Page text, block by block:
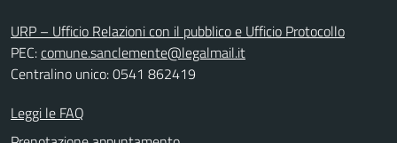
URP – Ufficio Relazioni con il pubblico e Ufficio Protocollo
PEC:comune.sanclemente@legalmail.it
Centralino unico: 0541 862419
Leggi le FAQ